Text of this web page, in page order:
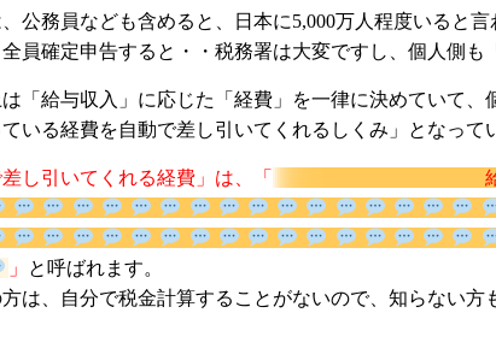
公務員なども含めると、日本に5,000万人程度いると言
員確定申告すると・・税務署は大変ですし、個人側
「給与収入」に応じた「経費」を一律に決めていて
ている経費を自動で差し引いてくれるしくみ」となって
差し引いてくれる経費」は、「
」と呼ばれます。
は、自分で税金計算することがないので、知らない方